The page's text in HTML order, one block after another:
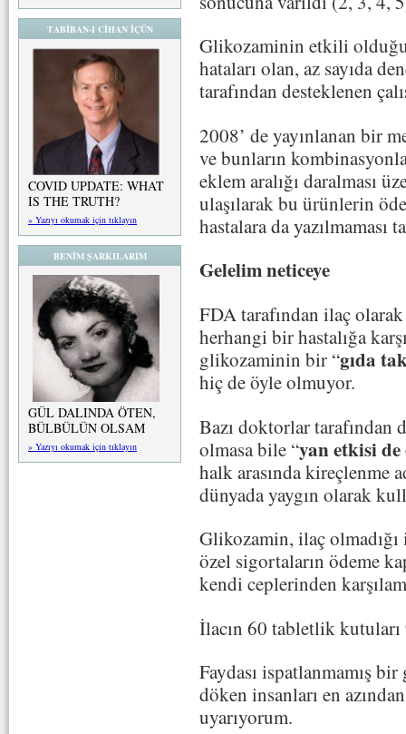
TABİBAN-I CİHAN İÇÜN
COVID UPDATE: WHAT
IS THE TRUTH?
» Yazıyı okumak için tıklayın
BENİM ŞARKILARIM
GÜL DALINDA ÖTEN,
BÜLBÜLÜN OLSAM
» Yazıyı okumak için tıklayın
Glikozaminin etkili
hataları olan, az sayıda
tarafından desteklenen
2008’ de yayınlanan bir
ve bunların
eklem aralığı daralması
ulaşılarak bu ürünlerin
hastalara da
Gelelim neticeye
FDA tarafından ilaç
herhangi bir hastalığa
glikozaminin bir “gıda
hiç de öyle olmuyor.
Bazı doktorlar tarafından
olmasa bile “yan etkisi de
halk arasında kireçlenme
dünyada yaygın olarak
Glikozamin, ilaç
özel sigortaların ödeme
kendi ceplerinden
İlacın 60 tabletlik
Faydası ispatlanmamış
döken insanları en
uyarıyorum.